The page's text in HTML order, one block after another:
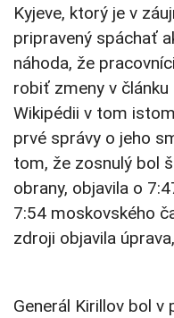
Kyjeve, ktorý je v
pripravený spáchať
náhoda, že
robiť zmeny v
Wikipédii v tom
prvé správy o jeho
tom, že zosnulý bol
obrany, objavila o
7:54 moskovského
zdroji objavila
Generál Kirillov bol v